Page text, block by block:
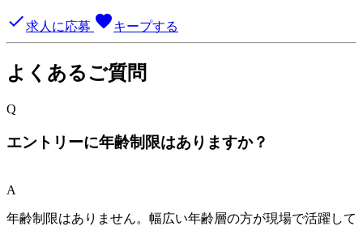
done求人に応募 favoriteキープする
よくあるご質問
Q
エントリーに年齢制限はありますか？
A
年齢制限はありません。幅広い年齢層の方が現場で活躍して